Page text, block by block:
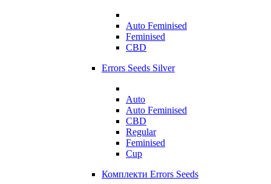
Auto Feminised
Feminised
CBD
Errors Seeds Silver
Auto
Auto Feminised
CBD
Regular
Feminised
Cup
Комплекти Errors Seeds